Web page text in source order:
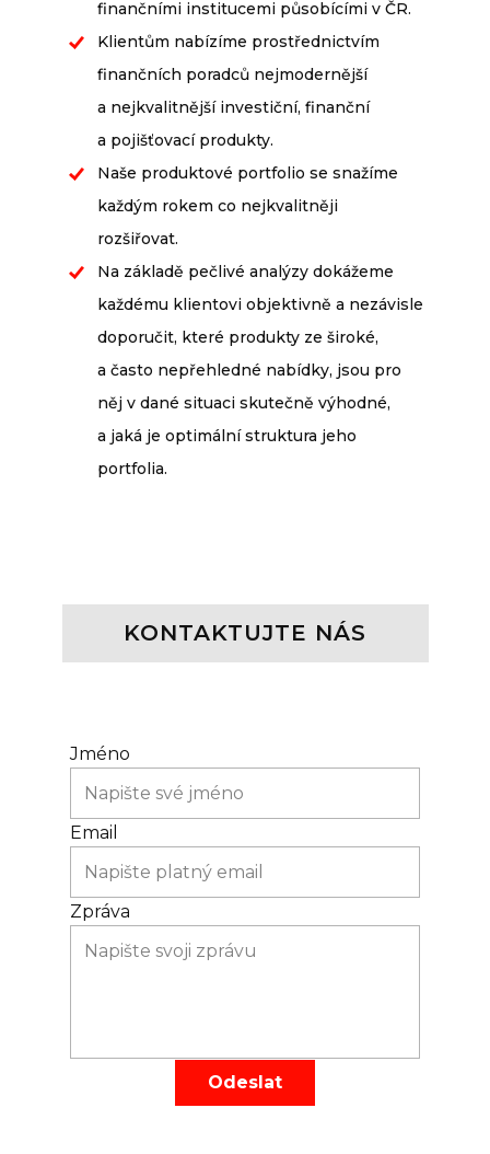
finančními institucemi působícími v ČR.
Klientům nabízíme prostřednictvím
finančních poradců nejmodernější
a nejkvalitnější investiční, finanční
a pojišťovací produkty.
Naše produktové portfolio se snažíme
každým rokem co nejkvalitněji
rozšiřovat.
Na základě pečlivé analýzy dokážeme
každému klientovi objektivně a nezávisle
doporučit, které produkty ze široké,
a často nepřehledné nabídky, jsou pro
něj v dané situaci skutečně výhodné,
a jaká je optimální struktura jeho
portfolia.
KONTAKTUJTE NÁS
Jméno
Email
Zpráva
Odeslat